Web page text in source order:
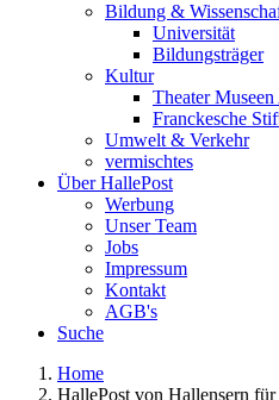
Bildung &
Universität
Bildungsträger
Kultur
Theater
Franckesche
Umwelt & Verkehr
vermischtes
Über HallePost
Werbung
Unser Team
Jobs
Impressum
Kontakt
AGB's
Suche
Home
HallePost von Hallensern